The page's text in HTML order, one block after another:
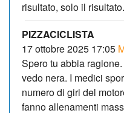
risultato, solo il risultato.
PIZZACICLISTA
17 ottobre 2025 17:05
Spero tu abbia
vedo nera. I medici
numero di giri del
fanno allenamenti